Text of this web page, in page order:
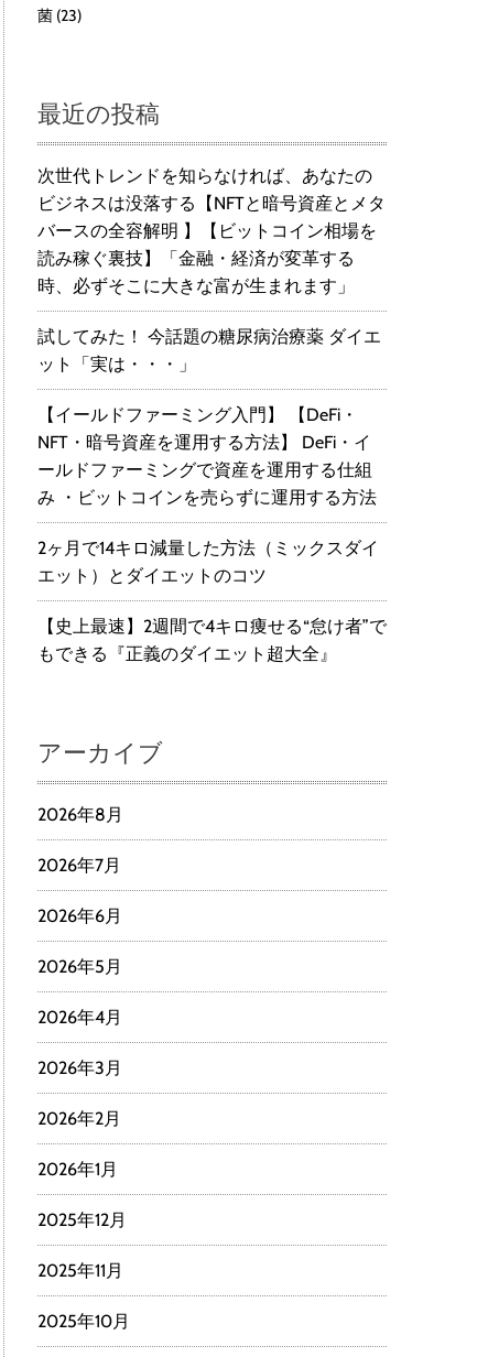
菌 (23)
最近の投稿
次世代トレンドを知らなければ、あなたの
ビジネスは没落する【NFTと暗号資産とメタ
バースの全容解明 】【ビットコイン相場を
読み稼ぐ裏技】「金融・経済が変革する
時、必ずそこに大きな富が生まれます」
試してみた！ 今話題の糖尿病治療薬 ダイエ
ット「実は・・・」
【イールドファーミング入門】 【DeFi・
NFT・暗号資産を運用する方法】 DeFi・イ
ールドファーミングで資産を運用する仕組
み ・ビットコインを売らずに運用する方法
2ヶ月で14キロ減量した方法（ミックスダイ
エット）とダイエットのコツ
【史上最速】2週間で4キロ痩せる“怠け者”で
もできる『正義のダイエット超大全』
アーカイブ
2026年8月
2026年7月
2026年6月
2026年5月
2026年4月
2026年3月
2026年2月
2026年1月
2025年12月
2025年11月
2025年10月